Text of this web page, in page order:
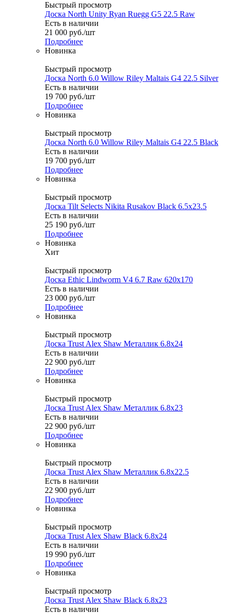
Быстрый просмотр
Доска North Unity Ryan Ruegg G5 22.5 Raw
Есть в наличии
21 000 руб./шт
Подробнее
Новинка
Быстрый просмотр
Доска North 6.0 Willow Riley Maltais G4 22.5 Silver
Есть в наличии
19 700 руб./шт
Подробнее
Новинка
Быстрый просмотр
Доска North 6.0 Willow Riley Maltais G4 22.5 Black
Есть в наличии
19 700 руб./шт
Подробнее
Новинка
Быстрый просмотр
Доска Tilt Selects Nikita Rusakov Black 6.5x23.5
Есть в наличии
25 190 руб./шт
Подробнее
Новинка
Хит
Быстрый просмотр
Доска Ethic Lindworm V4 6.7 Raw 620x170
Есть в наличии
23 000 руб./шт
Подробнее
Новинка
Быстрый просмотр
Доска Trust Alex Shaw Металлик 6.8x24
Есть в наличии
22 900 руб./шт
Подробнее
Новинка
Быстрый просмотр
Доска Trust Alex Shaw Металлик 6.8x23
Есть в наличии
22 900 руб./шт
Подробнее
Новинка
Быстрый просмотр
Доска Trust Alex Shaw Металлик 6.8x22.5
Есть в наличии
22 900 руб./шт
Подробнее
Новинка
Быстрый просмотр
Доска Trust Alex Shaw Black 6.8x24
Есть в наличии
19 990 руб./шт
Подробнее
Новинка
Быстрый просмотр
Доска Trust Alex Shaw Black 6.8x23
Есть в наличии